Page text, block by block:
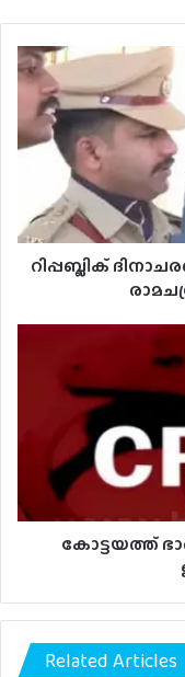
റിപ്പബ്ലിക്
ദിനാചരണ
ചടങ്ങിനിടെ
മന്ത്രി
കടന്നപ്പള്ളി
രാമചന്ദ്രന്‍
കുഴഞ്ഞുവീണു..
റിപ്പബ്ലിക്
വെട്ടിക്കൊന്ന്
ഭർത്താവ്
ജീവനൊടുക്കി..
കോട്ടയത്ത്
Related Articles